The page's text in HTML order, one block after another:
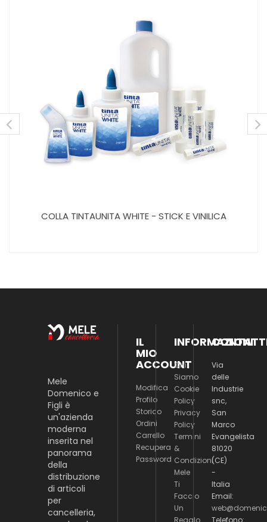
COLLA TINTAUNITA WHITE - STICK E VINILICA
Mele
Domenico e
Figli è
un'azienda
moderna
inserita nel
panorama
della
distribuzione
di articoli
per
cancelleria,
IL
MIO
ACCOUNT
Modifica
Profilo
Storico
Ordini
Carrello
Recupera
Password
INFORMAZIONI
Chi
Siamo
Cookie
Policy
Privacy
Policy
Termini
&
Condizioni
Mele
Ti
Faccio
Un
Regalo
Via
delle
Industrie
snc,
San
Marco
Evangelista
81020
(CE)
-
Italia
Email:
Telefono: